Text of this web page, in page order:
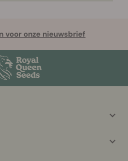
voor onze nieuwsbrief